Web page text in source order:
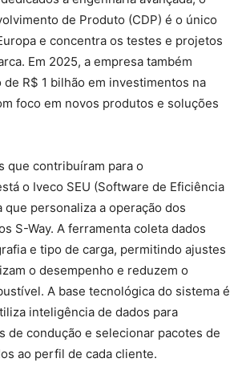
de Produto (CDP) é o único
e concentra os testes e projetos
Em 2025, a empresa também
R$ 1 bilhão em investimentos na
foco em novos produtos e soluções
que contribuíram para o
o Iveco SEU (Software de Eficiência
que personaliza a operação dos
S-Way. A ferramenta coleta dados
e tipo de carga, permitindo ajustes
o desempenho e reduzem o
A base tecnológica do sistema é
inteligência de dados para
de condução e selecionar pacotes de
ao perfil de cada cliente.